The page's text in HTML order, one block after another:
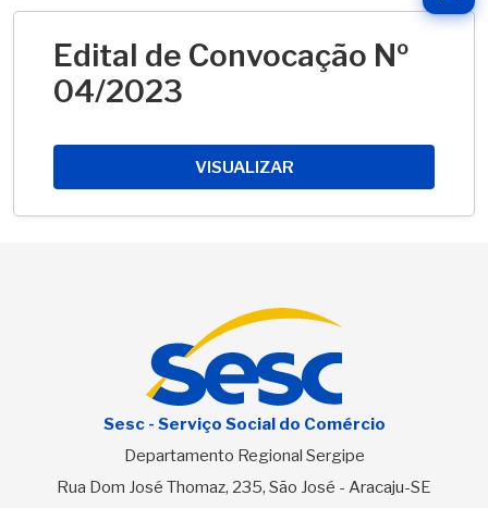
Edital de Convocação Nº
04/2023
VISUALIZAR
Sesc - Serviço Social do Comércio
Departamento Regional Sergipe
Rua Dom José Thomaz, 235, São José - Aracaju-SE